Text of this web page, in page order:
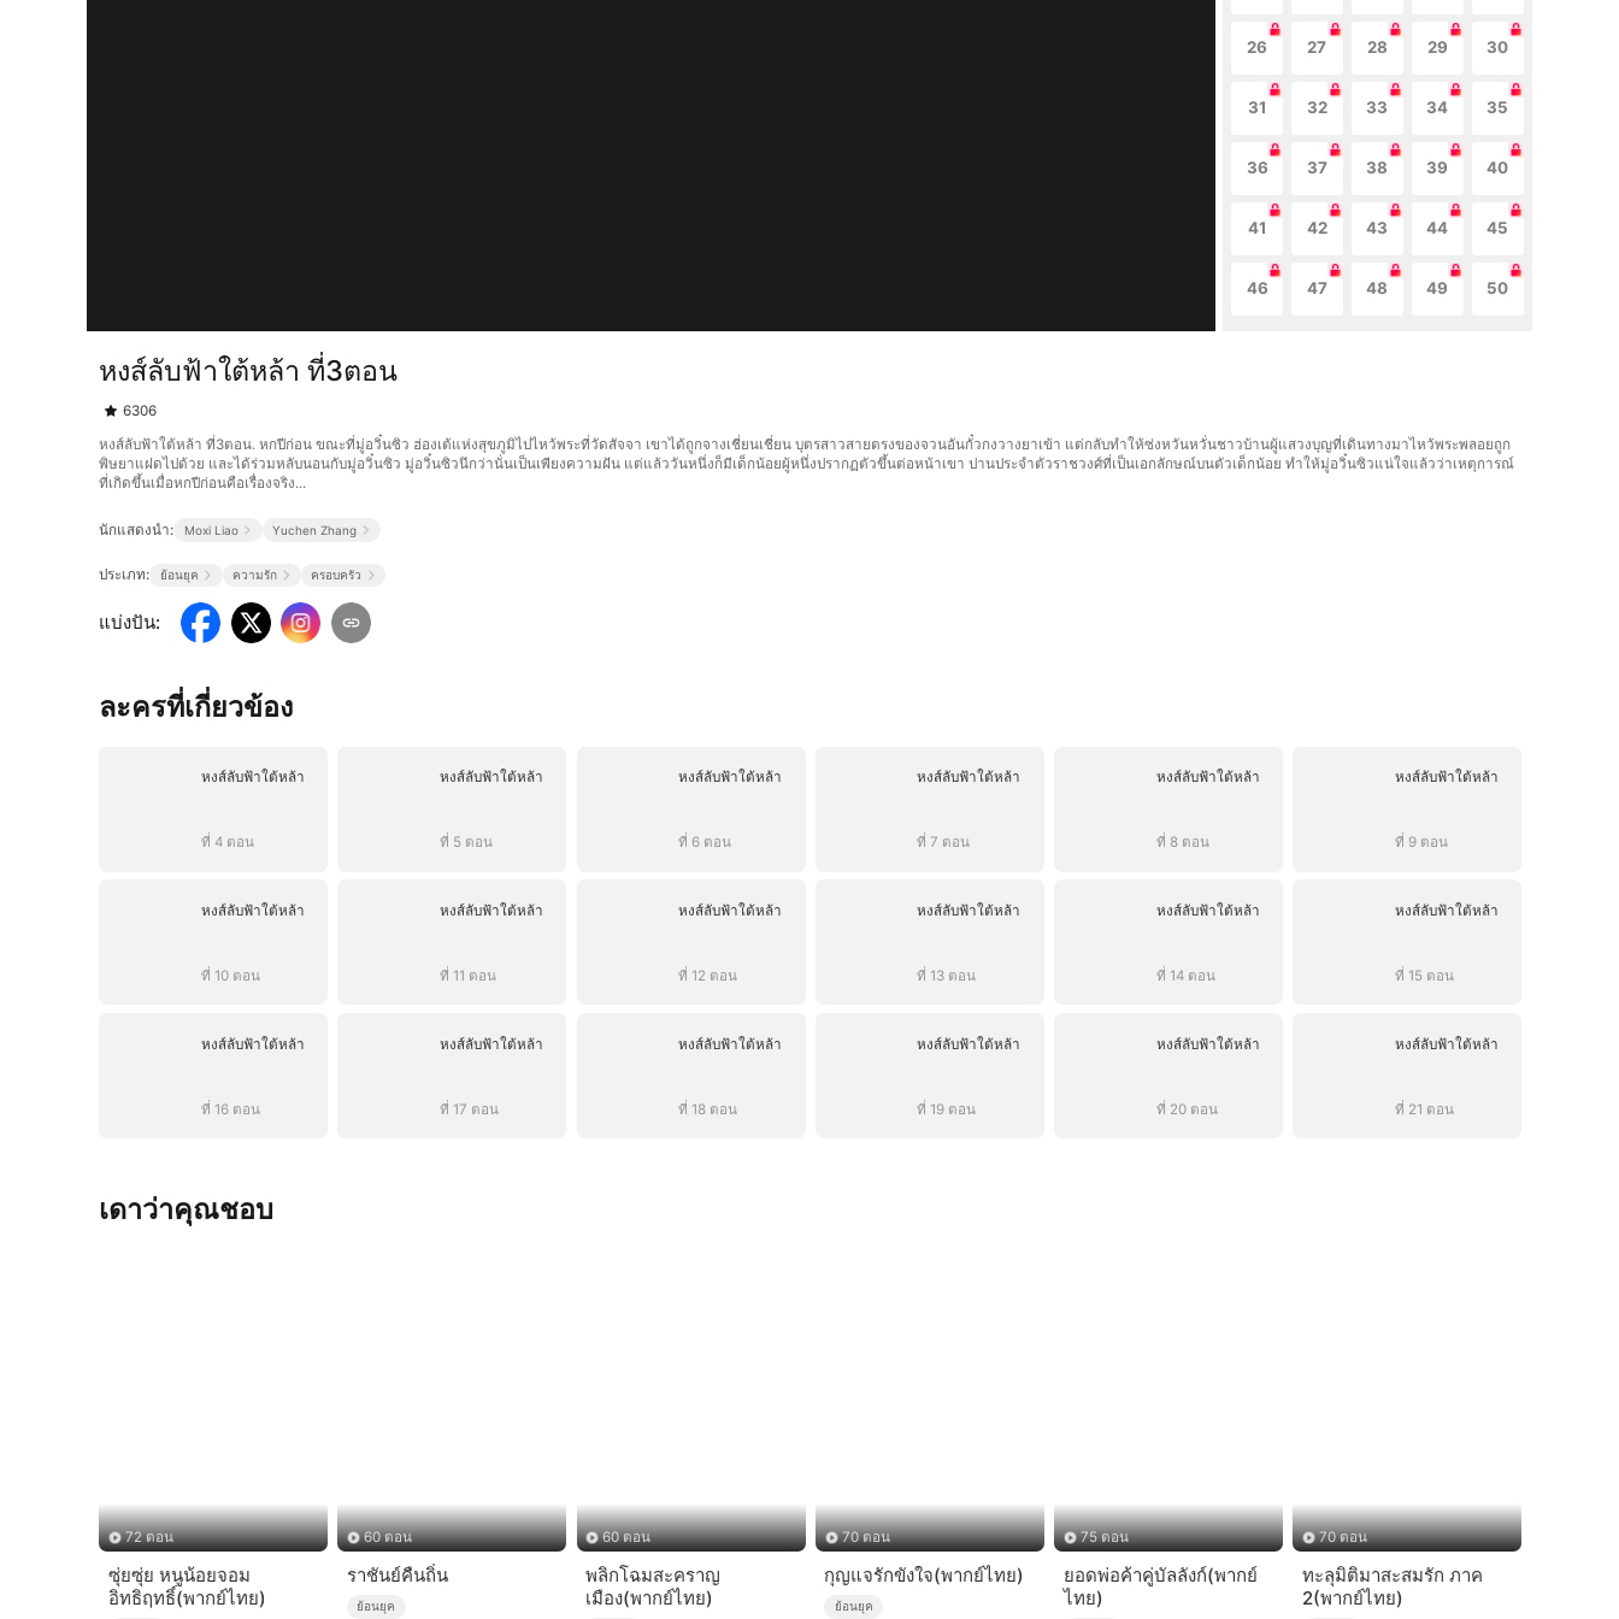
26 27 28 29 30
31 32 33 34 35
36 37 38 39 40
41 42 43 44 45
46 47 48 49 50
หงส์ลับฟ้าใต้หล้า ที่3ตอน
6306
หงส์ลับฟ้าใต้หล้า ที่3ตอน. หกปีก่อน ขณะที่มู่อวิ๋นซิว ฮ่องเต้แห่งสุขภูมิไปไหว้พระที่วัดสัจจา เขาได้ถูกจางเชี่ยนเชี่ยน บุตรสาวสายตรงของจวนอันกั๋วกงวางยาเข้า แต่กลับทำให้ซ่งหวันหวั่นชาวบ้านผู้แสวงบุญที่เดินทางมาไหว้พระพลอยถูก
พิษยาแฝดไปด้วย และได้ร่วมหลับนอนกับมู่อวิ๋นซิว มู่อวิ๋นซิวนึกว่านั่นเป็นเพียงความฝัน แต่แล้ววันหนึ่งก็มีเด็กน้อยผู้หนึ่งปรากฏตัวขึ้นต่อหน้าเขา ปานประจำตัวราชวงศ์ที่เป็นเอกลักษณ์บนตัวเด็กน้อย ทำให้มู่อวิ๋นซิวแน่ใจแล้วว่าเหตุการณ์
ที่เกิดขึ้นเมื่อหกปีก่อนคือเรื่องจริง...
นักแสดงนำ: Moxi Liao Yuchen Zhang
ประเภท: ย้อนยุค ความรัก ครอบครัว
แบ่งปัน:
ละครที่เกี่ยวข้อง
หงส์ลับฟ้าใต้หล้า
ที่ 4 ตอน
หงส์ลับฟ้าใต้หล้า
ที่ 5 ตอน
หงส์ลับฟ้าใต้หล้า
ที่ 6 ตอน
หงส์ลับฟ้าใต้หล้า
ที่ 7 ตอน
หงส์ลับฟ้าใต้หล้า
ที่ 8 ตอน
หงส์ลับฟ้าใต้หล้า
ที่ 9 ตอน
หงส์ลับฟ้าใต้หล้า
ที่ 10 ตอน
หงส์ลับฟ้าใต้หล้า
ที่ 11 ตอน
หงส์ลับฟ้าใต้หล้า
ที่ 12 ตอน
หงส์ลับฟ้าใต้หล้า
ที่ 13 ตอน
หงส์ลับฟ้าใต้หล้า
ที่ 14 ตอน
หงส์ลับฟ้าใต้หล้า
ที่ 15 ตอน
หงส์ลับฟ้าใต้หล้า
ที่ 16 ตอน
หงส์ลับฟ้าใต้หล้า
ที่ 17 ตอน
หงส์ลับฟ้าใต้หล้า
ที่ 18 ตอน
หงส์ลับฟ้าใต้หล้า
ที่ 19 ตอน
หงส์ลับฟ้าใต้หล้า
ที่ 20 ตอน
หงส์ลับฟ้าใต้หล้า
ที่ 21 ตอน
เดาว่าคุณชอบ
72 ตอน
ซุ่ยซุ่ย หนูน้อยจอม
อิทธิฤทธิ์(พากย์ไทย)
60 ตอน
ราชันย์คืนถิ่น
ย้อนยุค
60 ตอน
พลิกโฉมสะคราญ
เมือง(พากย์ไทย)
70 ตอน
กุญแจรักขังใจ(พากย์ไทย)
ย้อนยุค
75 ตอน
ยอดพ่อค้าคู่บัลลังก์(พากย์
ไทย)
70 ตอน
ทะลุมิติมาสะสมรัก ภาค
2(พากย์ไทย)